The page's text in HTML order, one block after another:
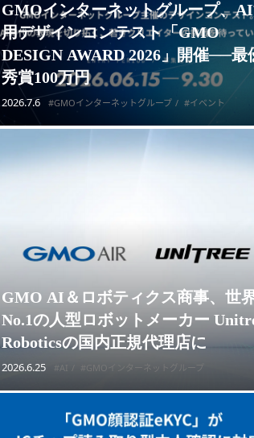
GMOインターネットグループ、
用デザインコンテスト「GMO
DESIGN AWARD 2026」開催──最
秀賞100万円
2026.7.6 #GMOインターネットグループ #イベント
GMO AI＆ロボティクス商事、世
No.1の人型ロボットメーカー
Roboticsの国内正規代理店に
2026.6.25 #AI #GMOインターネットグループ